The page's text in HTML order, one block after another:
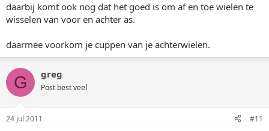
daarbij komt ook nog dat het goed is om af en toe wielen te
wisselen van voor en achter as.
daarmee voorkom je cuppen van je achterwielen.
G greg
Post best veel
24 jul 2011 #11